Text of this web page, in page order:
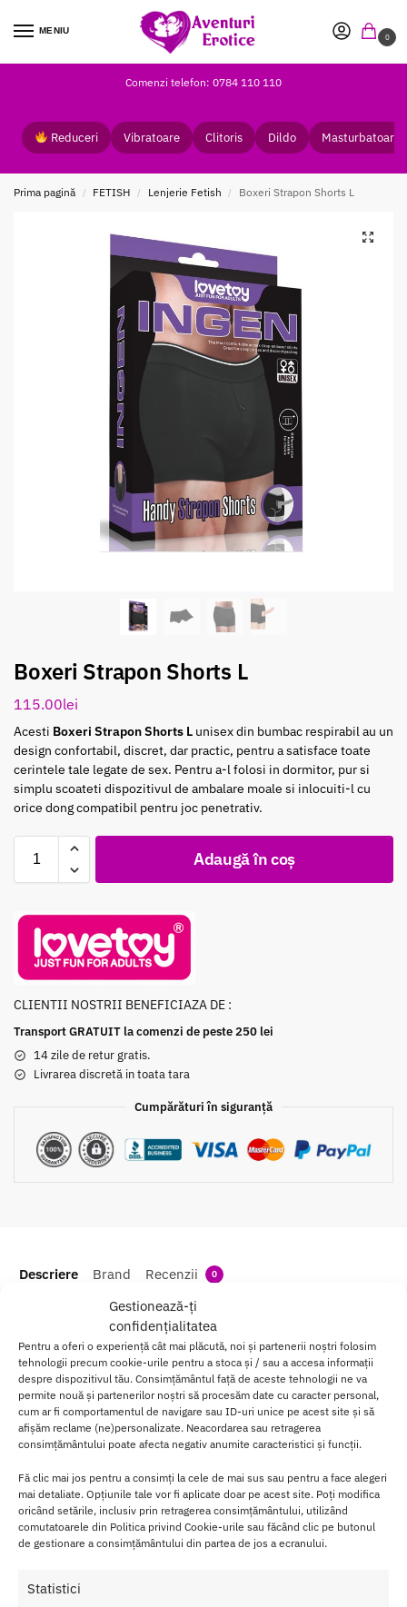
Gestionează-ți
confidențialitatea
Pentru a oferi o experiență cât mai plăcută, noi și partenerii noștri folosim
tehnologii precum cookie-urile pentru a stoca și / sau a accesa informații
despre dispozitivul tău. Consimțământul față de aceste tehnologii ne va
permite nouă și partenerilor noștri să procesăm date cu caracter personal,
cum ar fi comportamentul de navigare sau ID-uri unice pe acest site și să
afișăm reclame (ne)personalizate. Neacordarea sau retragerea
consimțământului poate afecta negativ anumite caracteristici și funcții.
Fă clic mai jos pentru a consimți la cele de mai sus sau pentru a face alegeri
mai detaliate. Opțiunile tale vor fi aplicate doar pe acest site. Poți modifica
oricând setările, inclusiv prin retragerea consimțământului, utilizând
comutatoarele din Politica privind Cookie-urile sau făcând clic pe butonul
de gestionare a consimțământului din partea de jos a ecranului.
Statistici
MENIU
0
Comenzi telefon: 0784 110 110
Reduceri Vibratoare Clitoris Dildo Masturbatoare
Prima pagină / FETISH / Lenjerie Fetish / Boxeri Strapon Shorts L
Boxeri Strapon Shorts L
115.00lei
Acesti Boxeri Strapon Shorts L unisex din bumbac respirabil au un
design confortabil, discret, dar practic, pentru a satisface toate
cerintele tale legate de sex. Pentru a-l folosi in dormitor, pur si
simplu scoateti dispozitivul de ambalare moale si inlocuiti-l cu
orice dong compatibil pentru joc penetrativ.
Adaugă în coș
CLIENTII NOSTRII BENEFICIAZA DE :
Transport GRATUIT la comenzi de peste 250 lei
14 zile de retur gratis.
Livrarea discretă in toata tara
Cumpărături în siguranță
Descriere Brand Recenzii 0
Boxeri Strapon Shorts L
Acesti boxeri unisex din bumbac respirabil au un design
confortabil, discret, dar practic, pentru a satisface toate cerintele
tale legate de sex.
Au un buton frontal pentru acces usor, atat de discret pentru
tinuta de zi la cea de seara. Acesti boxeri cu curele fara catarama si
fara probleme va va spori placerea intr-o clipa. Pentru a-l folosi in
dormitor, pur si simplu scoateti dispozitivul de ambalare moale si
inlocuiti-l cu orice dong compatibil pentru joc penetrativ.
Slipul la moda, cu croiala masculina, are o forma clasica de boxer si